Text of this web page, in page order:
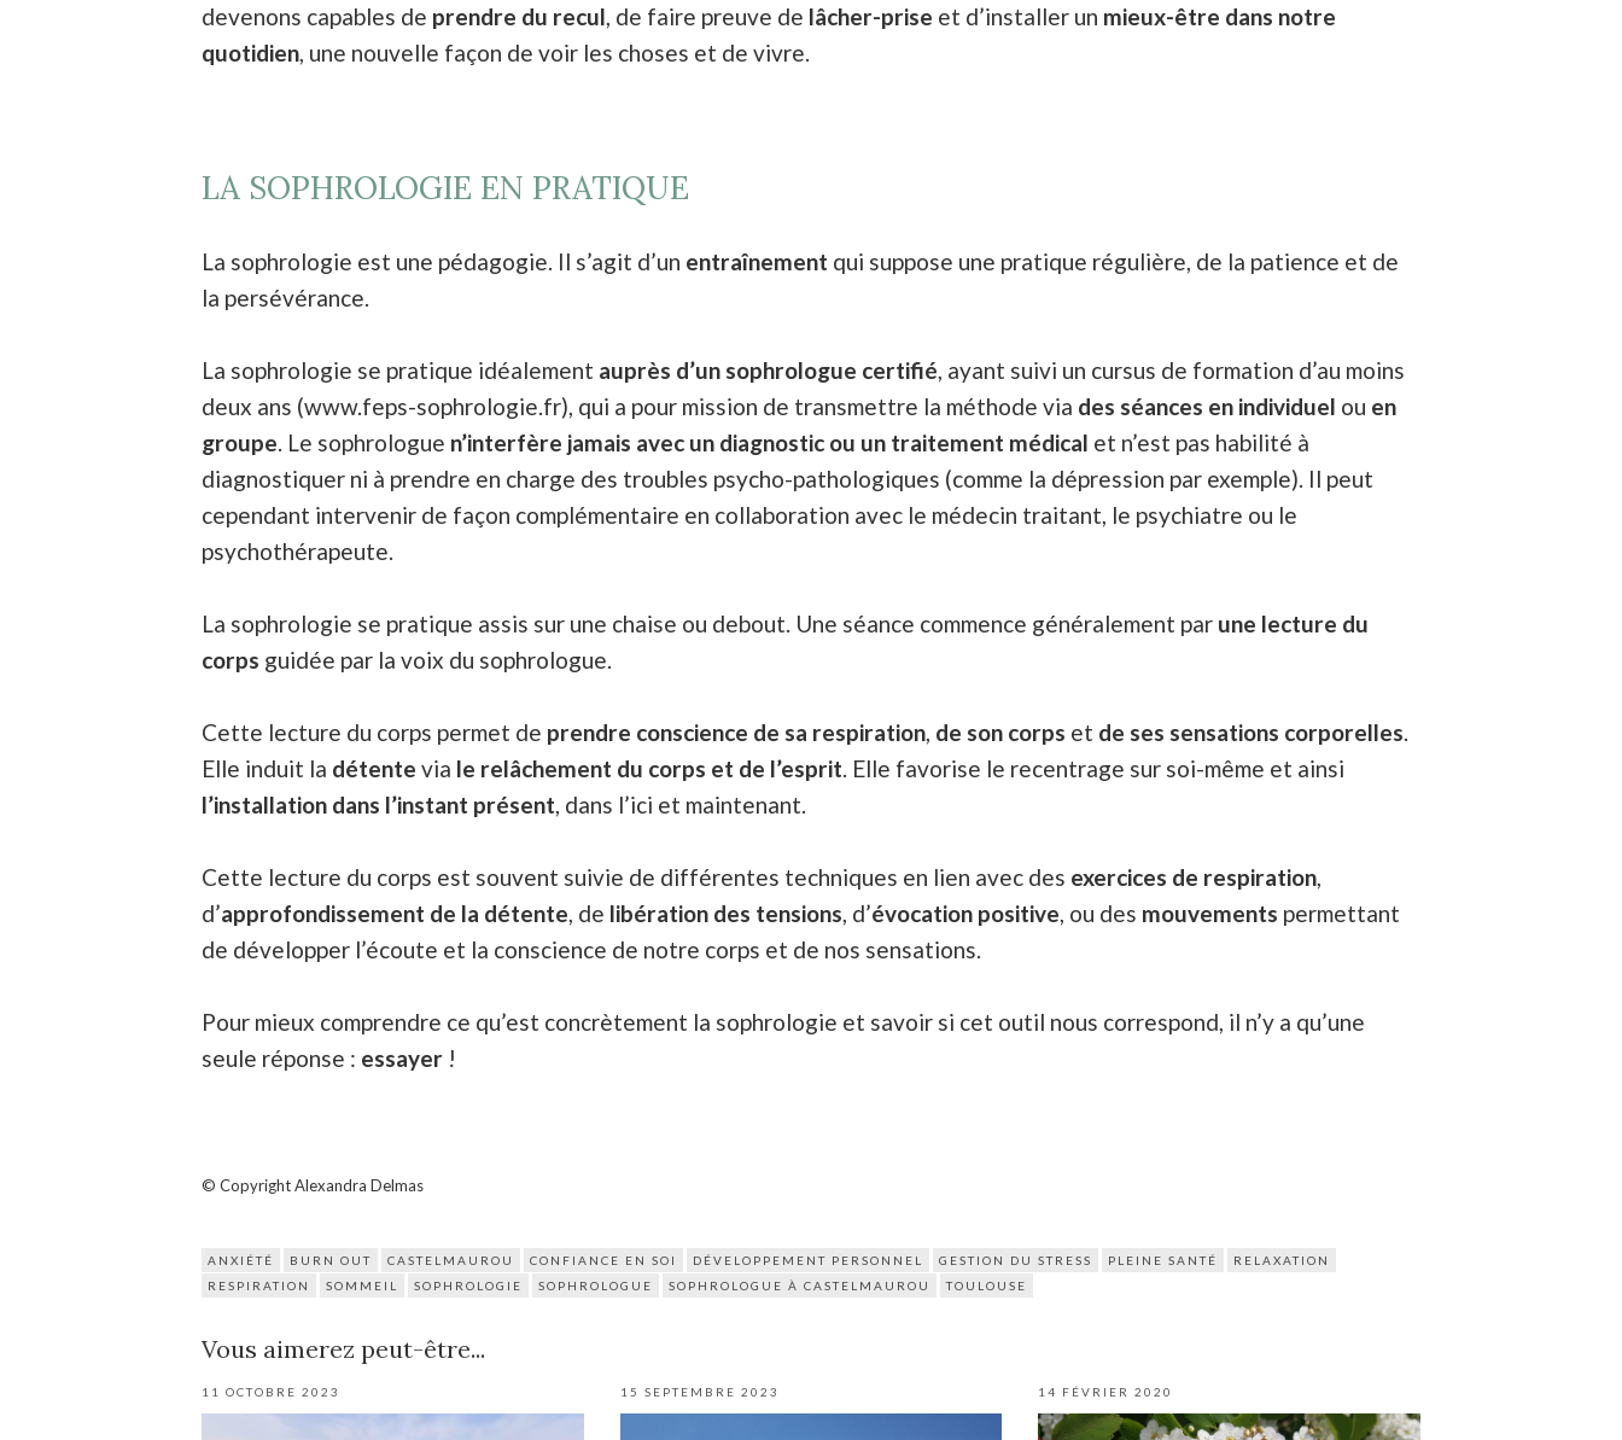
devenons capables de prendre du recul, de faire preuve de lâcher-prise et d’installer un mieux-être dans notre
quotidien, une nouvelle façon de voir les choses et de vivre.
LA SOPHROLOGIE EN PRATIQUE
La sophrologie est une pédagogie. Il s’agit d’un entraînement qui suppose une pratique régulière, de la patience et de
la persévérance.
La sophrologie se pratique idéalement auprès d’un sophrologue certifié, ayant suivi un cursus de formation d’au moins
deux ans (www.feps-sophrologie.fr), qui a pour mission de transmettre la méthode via des séances en individuel ou en
groupe. Le sophrologue n’interfère jamais avec un diagnostic ou un traitement médical et n’est pas habilité à
diagnostiquer ni à prendre en charge des troubles psycho-pathologiques (comme la dépression par exemple). Il peut
cependant intervenir de façon complémentaire en collaboration avec le médecin traitant, le psychiatre ou le
psychothérapeute.
La sophrologie se pratique assis sur une chaise ou debout. Une séance commence généralement par une lecture du
corps guidée par la voix du sophrologue.
Cette lecture du corps permet de prendre conscience de sa respiration, de son corps et de ses sensations corporelles.
Elle induit la détente via le relâchement du corps et de l’esprit. Elle favorise le recentrage sur soi-même et ainsi
l’installation dans l’instant présent, dans l’ici et maintenant.
Cette lecture du corps est souvent suivie de différentes techniques en lien avec des exercices de respiration,
d’approfondissement de la détente, de libération des tensions, d’évocation positive, ou des mouvements permettant
de développer l’écoute et la conscience de notre corps et de nos sensations.
Pour mieux comprendre ce qu’est concrètement la sophrologie et savoir si cet outil nous correspond, il n’y a qu’une
seule réponse : essayer !
© Copyright Alexandra Delmas
ANXIÉTÉ BURN OUT CASTELMAUROU CONFIANCE EN SOI DÉVELOPPEMENT PERSONNEL GESTION DU STRESS PLEINE SANTÉ
RELAXATION
RESPIRATION
SOMMEIL SOPHROLOGIE SOPHROLOGUE SOPHROLOGUE À CASTELMAUROU TOULOUSE
Vous aimerez peut-être...
11 OCTOBRE 2023 15 SEPTEMBRE 2023 14 FÉVRIER 2020